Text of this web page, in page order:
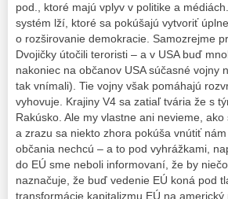
pod., ktoré majú vplyv v politike a
systém lží, ktoré sa pokúšajú vytvoriť
o rozširovanie demokracie. Samozrejme
Dvojičky útočili teroristi – a v USA buď
nakoniec na občanov USA súčasné
tak vnímali). Tie vojny však pomáhajú
vyhovuje. Krajiny V4 sa zatiaľ tvária že s
Rakúsko. Ale my vlastne ani nevieme,
a zrazu sa niekto zhora pokúša vnútiť
občania nechcú – a to pod vyhrážkami,
do EÚ sme neboli informovaní, že by
naznačuje, že buď vedenie EÚ koná pod
transformácie kapitalizmu EÚ na